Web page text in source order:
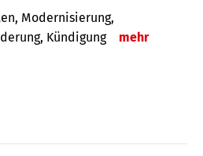
Modernisierung,
Kündigung
mehr